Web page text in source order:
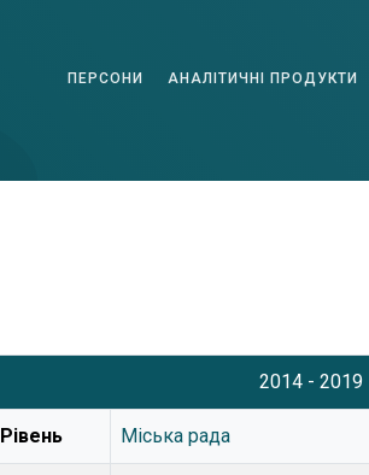
ПЕРСОНИ АНАЛІТИЧНІ ПРОДУКТИ
2014 - 2019
Рівень Міська рада